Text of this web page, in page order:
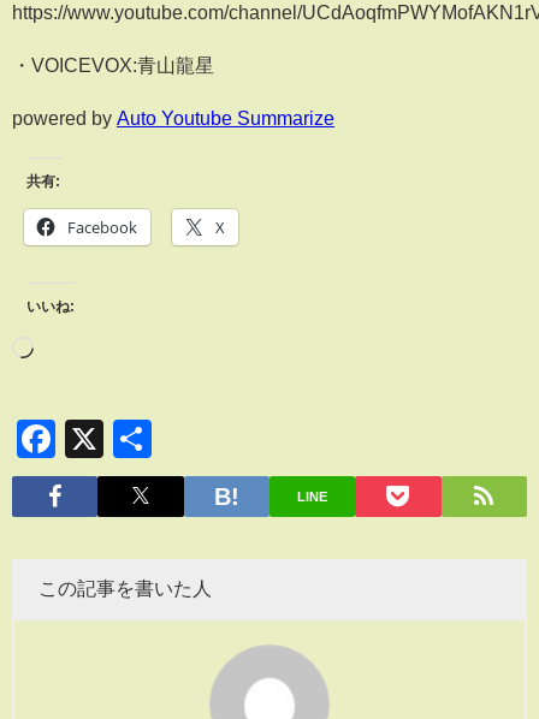
https://www.youtube.com/channel/
・VOICEVOX:青山龍星
powered by Auto Youtube Summarize
共有:
Facebook X
いいね:
Facebook
X
有
LINE
この記事を書いた人